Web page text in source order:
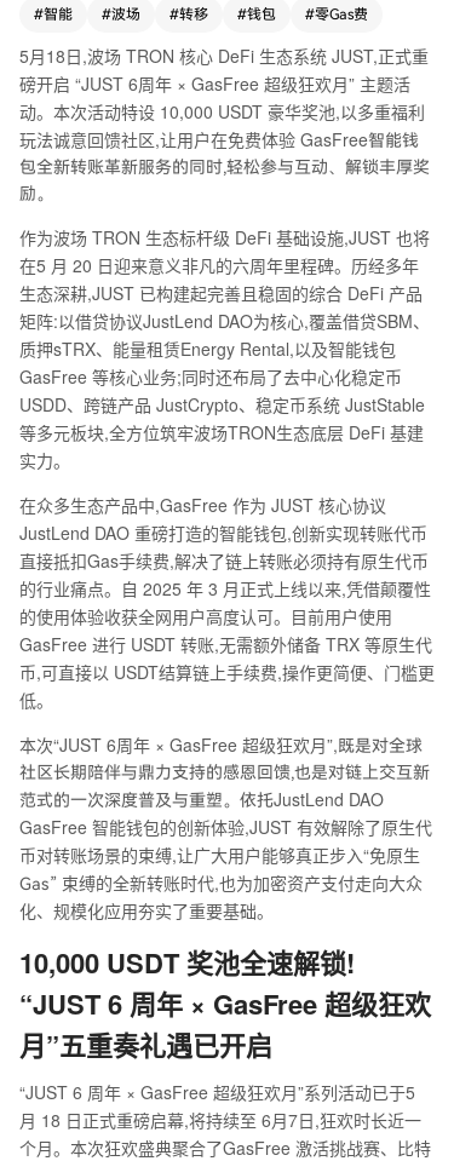
end DAO打造的智能钱包，创新实现转账代币直接
痛点。用户使用GasFree进行USDT转账，无需额
外储备TRX，可直接用USDT支付手续费，操作更
简便。 本次超级狂欢月活动持续至6月7日，包含
五重福利： 1. GasFree激活挑战赛：完成激活、首
次转账等任务可获5.2-522 USDT随机奖励。 2. 转
账免单权：每日随机抽取200名用户，全额返还其
日专场与定制奖池。 4. JUST 6周年幸运锦鲤：随
机掉落周年惊喜礼包。 5. 知识冲刺答题赛：参与
主题知识竞赛，答题瓜分奖励。 参与方式简单：
使用支持GasFree的钱包（如TronLink、Klever
等），在钱包内找到GasFree入口，转入USDT并
完成至少一笔转账即可获得活动资格。 GasFree通
过“转账代币直付Gas”的新模式，打破了原生代币
支付手续费的规则，显著降低了链上转账门槛。截
至5月14日，其累计处理交易量达872亿美元，交
未来，GasFree将持续拓展更多资产与网络，推动
便捷的无感转账体验。
#智能 #波场 #转移 #钱包 #零Gas费
5月18日,波场 TRON 核心 DeFi 生态系统 JUST,正式重
磅开启 “JUST 6周年 × GasFree 超级狂欢月” 主题活
动。本次活动特设 10,000 USDT 豪华奖池,以多重福利
玩法诚意回馈社区,让用户在免费体验 GasFree智能钱
包全新转账革新服务的同时,轻松参与互动、解锁丰厚奖
励。
作为波场 TRON 生态标杆级 DeFi 基础设施,JUST 也将
在5 月 20 日迎来意义非凡的六周年里程碑。历经多年
生态深耕,JUST 已构建起完善且稳固的综合 DeFi 产品
矩阵:以借贷协议JustLend DAO为核心,覆盖借贷SBM、
质押sTRX、能量租赁Energy Rental,以及智能钱包
GasFree 等核心业务;同时还布局了去中心化稳定币
USDD、跨链产品 JustCrypto、稳定币系统 JustStable
等多元板块,全方位筑牢波场TRON生态底层 DeFi 基建
实力。
在众多生态产品中,GasFree 作为 JUST 核心协议
JustLend DAO 重磅打造的智能钱包,创新实现转账代币
直接抵扣Gas手续费,解决了链上转账必须持有原生代币
的行业痛点。自 2025 年 3 月正式上线以来,凭借颠覆性
的使用体验收获全网用户高度认可。目前用户使用
GasFree 进行 USDT 转账,无需额外储备 TRX 等原生代
币,可直接以 USDT结算链上手续费,操作更简便、门槛更
低。
本次“JUST 6周年 × GasFree 超级狂欢月”,既是对全球
社区长期陪伴与鼎力支持的感恩回馈,也是对链上交互新
范式的一次深度普及与重塑。依托JustLend DAO
GasFree 智能钱包的创新体验,JUST 有效解除了原生代
币对转账场景的束缚,让广大用户能够真正步入“免原生
Gas” 束缚的全新转账时代,也为加密资产支付走向大众
化、规模化应用夯实了重要基础。
10,000 USDT奖池全速解锁!
“JUST 6 周年 × GasFree 超级狂欢
月”五重奏礼遇已开启
“JUST 6 周年 × GasFree 超级狂欢月”系列活动已于5
月 18 日正式重磅启幕,将持续至 6月7日,狂欢时长近一
个月。本次狂欢盛典聚合了GasFree 激活挑战赛、比特